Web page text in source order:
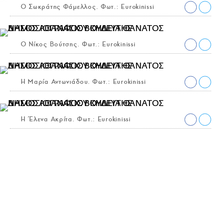
Ο Σωκράτης Φάμελλος. Φωτ.: Eurokinissi
Ο Νίκος Βούτσης. Φωτ.: Eurokinissi
Η Μαρία Αντωνιάδου. Φωτ.: Eurokinissi
Η Έλενα Ακρίτα. Φωτ.: Eurokinissi